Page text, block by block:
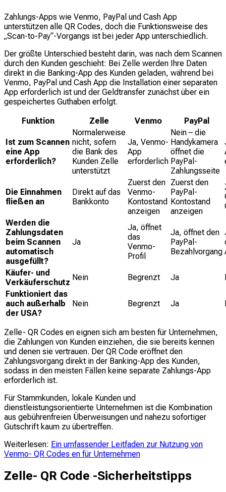
Zahlungs-Apps wie Venmo, PayPal und Cash App
unterstützen alle QR Codes, doch die Funktionsweise des
„Scan-to-Pay“-Vorgangs ist bei jeder App unterschiedlich.
Der größte Unterschied besteht darin, was nach dem Scannen
durch den Kunden geschieht: Bei Zelle werden Ihre Daten
direkt in die Banking-App des Kunden geladen, während bei
Venmo, PayPal und Cash App die Installation einer separaten
App erforderlich ist und der Geldtransfer zunächst über ein
gespeichertes Guthaben erfolgt.
Funktion
Zelle Venmo PayPal
Ist zum Scannen
eine App
erforderlich?
Normalerweise
nicht, sofern
die Bank des
Kunden Zelle
unterstützt
Ja, Venmo-
App
erforderlich
Nein – die
Handykamera
öffnet die
PayPal-
Zahlungsseite
Die Einnahmen
fließen an
Direkt auf das
Bankkonto
Zuerst den
Venmo-
Kontostand
anzeigen
Zuerst den
PayPal-
Kontostand
anzeigen
Werden die
Zahlungsdaten
beim Scannen
automatisch
ausgefüllt?
Ja
Ja, öffnet
das
Venmo-
Profil
Ja, öffnet den
PayPal-
Bezahlvorgang
Käufer- und
Verkäuferschutz
Nein Begrenzt Ja
Funktioniert das
auch außerhalb
der USA?
Nein Begrenzt Ja
Zelle- QR Codes en eignen sich am besten für Unternehmen,
die Zahlungen von Kunden einziehen, die sie bereits kennen
und denen sie vertrauen. Der QR Code eröffnet den
Zahlungsvorgang direkt in der Banking-App des Kunden,
sodass in den meisten Fällen keine separate Zahlungs-App
erforderlich ist.
Für Stammkunden, lokale Kunden und
dienstleistungsorientierte Unternehmen ist die Kombination
aus gebührenfreien Überweisungen und nahezu sofortiger
Gutschrift kaum zu übertreffen.
Weiterlesen: Ein umfassender Leitfaden zur Nutzung von
Venmo- QR Codes en für Unternehmen
Zelle- QR Code -Sicherheitstipps